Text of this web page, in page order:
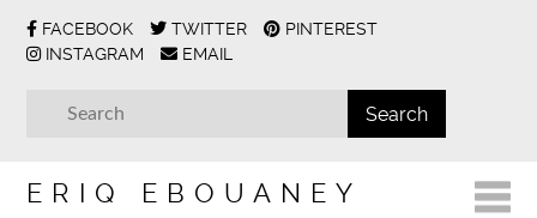
FACEBOOK TWITTER
PINTEREST
INSTAGRAM
EMAIL
ERIQ EBOUANEY